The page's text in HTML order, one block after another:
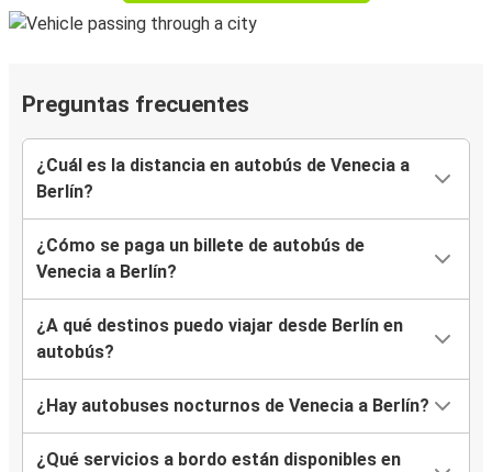
Preguntas frecuentes
¿Cuál es la distancia en autobús de Venecia a
Berlín?
¿Cómo se paga un billete de autobús de
Venecia a Berlín?
¿A qué destinos puedo viajar desde Berlín en
autobús?
¿Hay autobuses nocturnos de Venecia a Berlín?
¿Qué servicios a bordo están disponibles en